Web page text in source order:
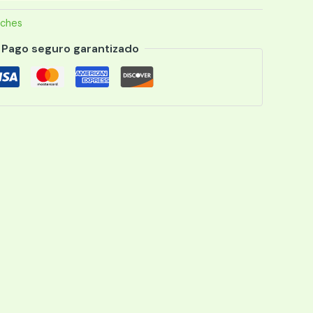
Pago seguro garantizado